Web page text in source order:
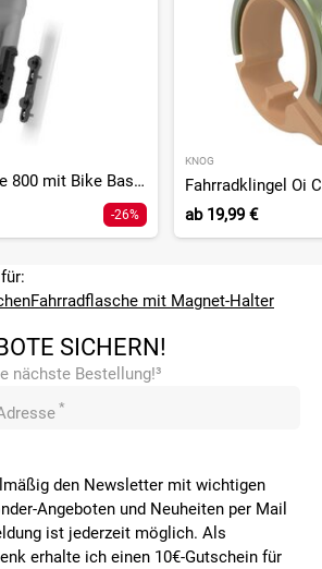
Twist Trinkflasche 800 mit Bike Base Flaschenhalter
-26%
KNOG
Fahrradklingel Oi
ab19,99 €
Fahrradflasche mit Magnet-Halter
SICHERN!
nächste Bestellung!³
*
den Newsletter mit wichtigen
Angeboten und Neuheiten per Mail
ist jederzeit möglich. Als
erhalte ich einen 10€-Gutschein für